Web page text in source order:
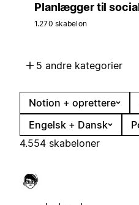
Planlægger til
1.270 skabelon
5 andre kategorier
Notion + oprettere
Engelsk + Dansk
4.554 skabeloner